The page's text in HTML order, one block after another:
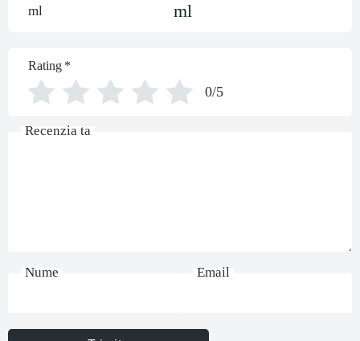
ml
Rating *
0/5
Recenzia ta
Nume Email